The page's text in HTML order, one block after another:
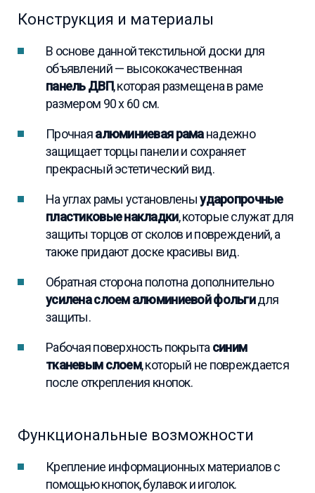
Конструкция и материалы
В основе данной текстильной доски для
объявлений — высококачественная
панель ДВП, которая размещена в раме
размером 90 x 60 см.
Прочнаяалюминиевая раманадежно
защищает торцы панели и сохраняет
прекрасный эстетический вид.
На углах рамы установленыударопрочные
пластиковые накладки, которые служат для
защиты торцов от сколов и повреждений, а
также придают доске красивы вид.
Обратная сторона полотна дополнительно
усилена слоем алюминиевой фольгидля
защиты.
Рабочая поверхность покрытасиним
тканевым слоем, который не повреждается
после открепления кнопок.
Функциональные возможности
Крепление информационных материалов с
помощью кнопок, булавок и иголок.